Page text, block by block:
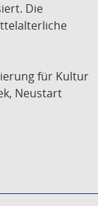
Die
für Kultur
Neustart